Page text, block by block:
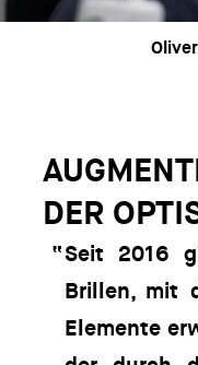
DER
Seit 2016
Brillen, mit
Elemente